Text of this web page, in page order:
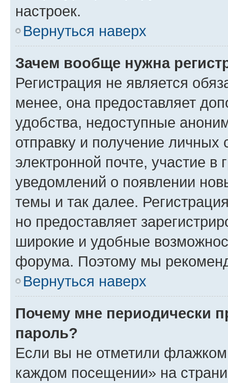
настроек.
Вернуться наверх
Зачем вообще нужна
Регистрация не является
менее, она предоставляет
удобства, недоступные
отправку и получение
электронной почте, участие в
уведомлений о появлении
темы и так далее.
но предоставляет
широкие и удобные
форума. Поэтому мы
Вернуться наверх
Почему мне периодически
пароль?
Если вы не отметили флажком
каждом посещении» на